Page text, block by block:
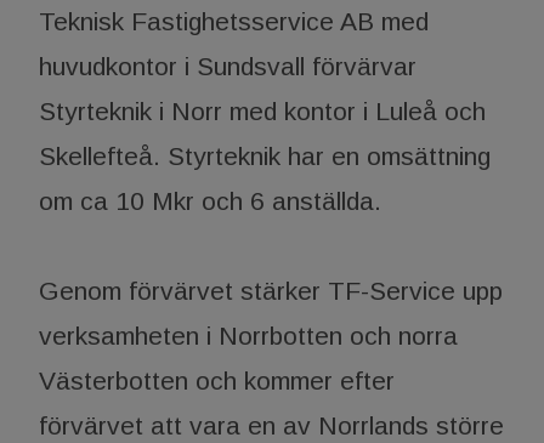
Teknisk Fastighetsservice AB med
huvudkontor i Sundsvall förvärvar
Styrteknik i Norr med kontor i Luleå och
Skellefteå. Styrteknik har en omsättning
om ca 10 Mkr och 6 anställda.
Genom förvärvet stärker TF-Service upp
verksamheten i Norrbotten och norra
Västerbotten och kommer efter
förvärvet att vara en av Norrlands större